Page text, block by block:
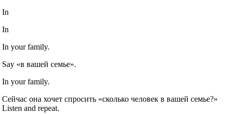
In
In
In your family.
Say «в вашей семье».
In your family.
Сейчас она хочет спросить «сколько человек в вашей семье?»
Listen and repeat.